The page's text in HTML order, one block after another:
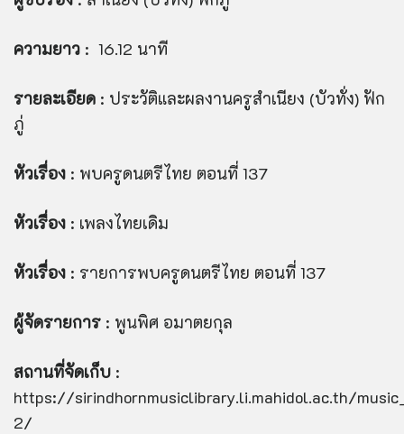
ความยาว : 16.12 นาที
รายละเอียด : ประวัติและผลงานครูสำเนียง (บัวทั่ง) ฟัก
ภู่
หัวเรื่อง : พบครูดนตรีไทย ตอนที่ 137
หัวเรื่อง : เพลงไทยเดิม
หัวเรื่อง : รายการพบครูดนตรีไทย ตอนที่ 137
ผู้จัดรายการ : พูนพิศ อมาตยกุล
สถานที่จัดเก็บ :
https://sirindhornmusiclibrary.li.mahidol.ac.th/
2/